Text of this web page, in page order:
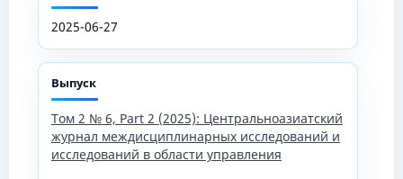
2025-06-27
Выпуск
Том 2 № 6, Part 2 (2025): Центральноазиатский
журнал междисциплинарных исследований и
исследований в области управления